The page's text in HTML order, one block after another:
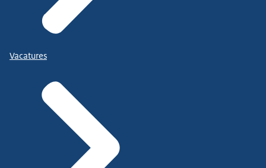
Vacatures